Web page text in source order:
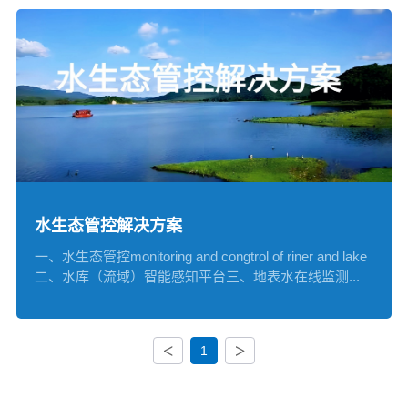
水生态管控解决方案
一、水生态管控monitoring and congtrol of riner and lake
二、水库（流域）智能感知平台三、地表水在线监测...
< 1 >